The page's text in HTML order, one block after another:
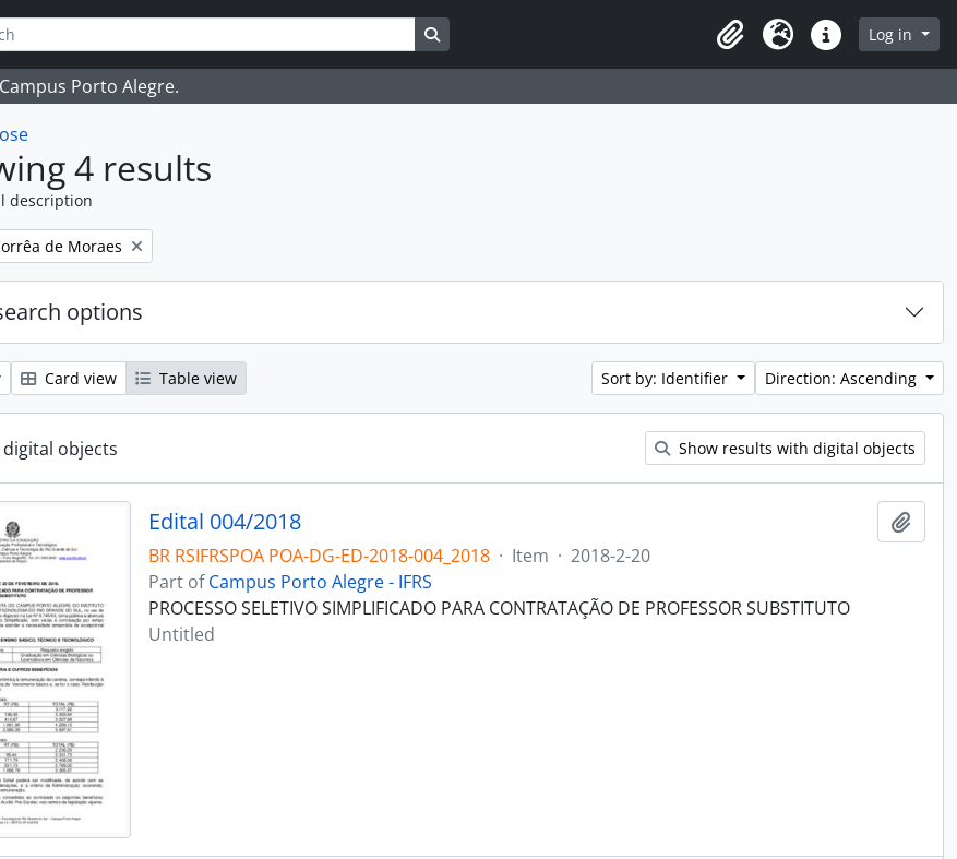
Search in browse page
ClipboardLanguageQuick linksLog in
Porto Alegre.
4 results
description
de Moraes
options
Card view Table view Sort by: Identifier Direction: Ascending
objects Show results with digital objects
Edital 004/2018
BR RSIFRSPOA POA-DG-ED-2018-004_2018 · Item · 2018-2-20
Part ofCampus Porto Alegre - IFRS
PROCESSO SELETIVO SIMPLIFICADO PARA CONTRATAÇÃO DE PROFESSOR SUBSTITUTO
Untitled